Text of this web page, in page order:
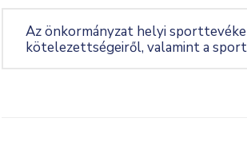
Az önkormányzat helyi
kötelezettségeiről, valamint a